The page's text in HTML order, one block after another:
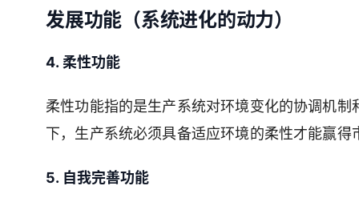
发展功能（系统进化的动力）
4. 柔性功能
柔性功能指的是生产系统对环境变化的协调机
下，生产系统必须具备适应环境的柔性才能赢得
5. 自我完善功能